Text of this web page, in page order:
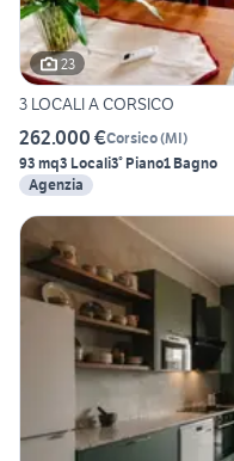
23
3 LOCALI A CORSICO
262.000 €Corsico(MI)
93 mq3 Locali3° Piano1 Bagno
Agenzia